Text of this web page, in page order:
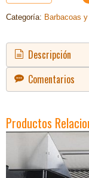
Categoría: Barbacoas
Descripción
Comentarios
Productos